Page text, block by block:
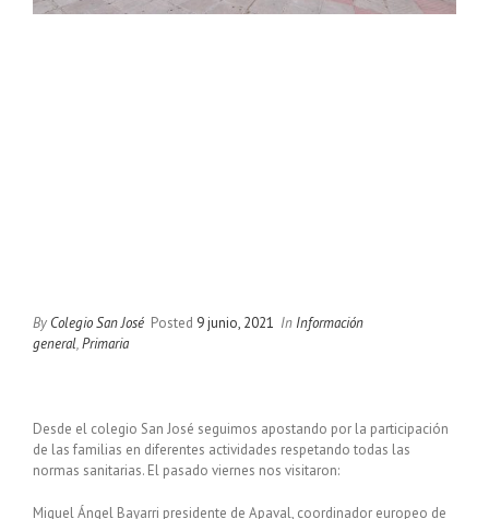
By Colegio San José Posted 9 junio, 2021 In Información
general,Primaria
Desde el colegio San José seguimos apostando por la participación
de las familias en diferentes actividades respetando todas las
normas sanitarias. El pasado viernes nos visitaron:
Miguel Ángel Bayarri presidente de Apaval, coordinador europeo de